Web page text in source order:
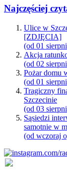
Najczęściej
Ulice w
[ZDJĘCIA]
(od 01
Akcja
(od 02
Pożar domu
(od 01
Tragiczny
Szczecinie
(od 03
Sąsiedzi
samotnie w
(od wczoraj